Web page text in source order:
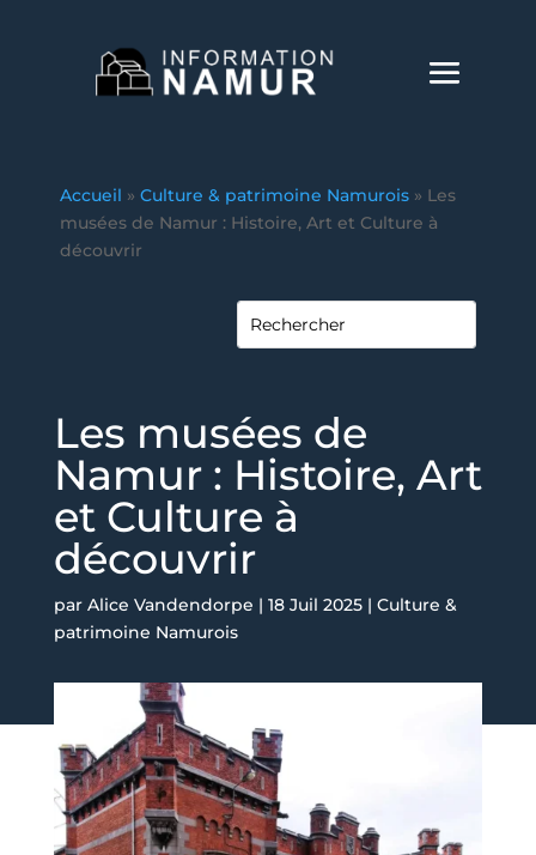
Accueil » Culture & patrimoine Namurois » Les
musées de Namur : Histoire, Art et Culture à
découvrir
Les musées de
Namur : Histoire, Art
et Culture à
découvrir
par Alice Vandendorpe | 18 Juil 2025| Culture &
patrimoine Namurois